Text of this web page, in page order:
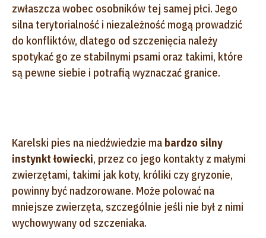
zwłaszcza wobec osobników tej samej płci. Jego
silna terytorialność i niezależność mogą prowadzić
do konfliktów, dlatego od szczenięcia należy
spotykać go ze stabilnymi psami oraz takimi, które
są pewne siebie i potrafią wyznaczać granice.
Karelski pies na niedźwiedzie ma bardzo silny
instynkt łowiecki, przez co jego kontakty z małymi
zwierzętami, takimi jak koty, króliki czy gryzonie,
powinny być nadzorowane. Może polować na
mniejsze zwierzęta, szczególnie jeśli nie był z nimi
wychowywany od szczeniaka.